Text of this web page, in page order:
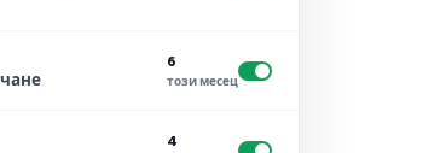
6
този месец
4